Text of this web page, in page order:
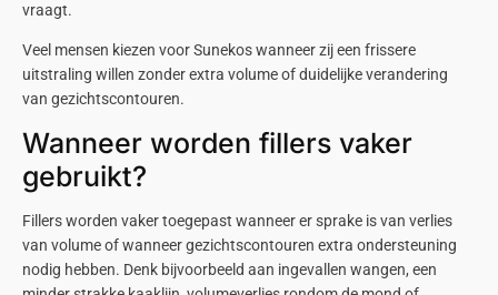
vraagt.
Veel mensen kiezen voorSunekoswanneer zij een frissere
uitstraling willen zonder extra volume of duidelijke verandering
van gezichtscontouren.
Wanneer worden fillers vaker
gebruikt?
Fillersworden vaker toegepast wanneer er sprake is van verlies
van volume of wanneer gezichtscontouren extra ondersteuning
nodig hebben. Denk bijvoorbeeld aan ingevallen wangen, een